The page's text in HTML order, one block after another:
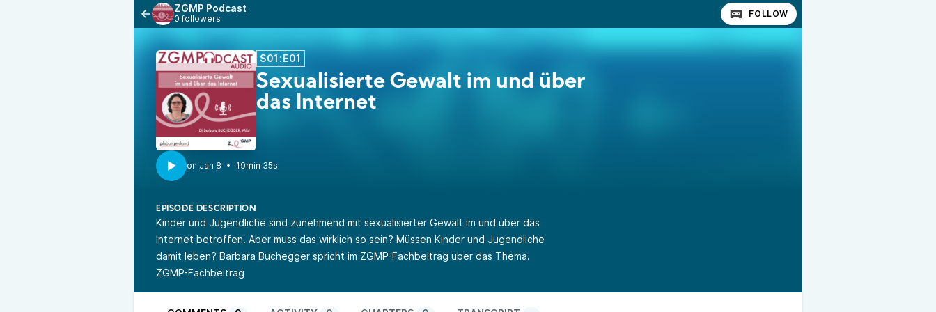
ZGMP Podcast
0 followers FOLLOW
S01:E01
Sexualisierte Gewalt im und über
das Internet
• 19min 35s
EPISODE DESCRIPTION
Kinder und Jugendliche sind zunehmend mit sexualisierter Gewalt im und über das
Internet betroffen. Aber muss das wirklich so sein? Müssen Kinder und Jugendliche
damit leben? Barbara Buchegger spricht im ZGMP-Fachbeitrag über das Thema.
ZGMP-Fachbeitrag